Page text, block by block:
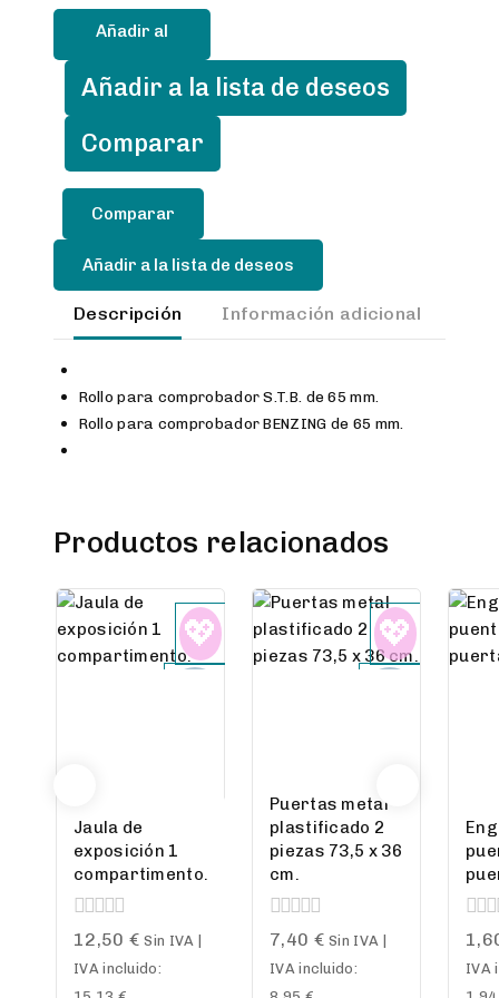
papel
BENZING
cantidad
Añadir al
carrito
Añadir a la lista de deseos
Comparar
Añadir a la lista de deseos
Descripción Información adicional
Rollo para comprobador S.T.B. de 65 mm.
Rollo para comprobador BENZING de 65 mm.
Productos relacionados
Jaula de
exposición 1
compartimento.
0
of
12,50 € Sin IVA |
IVA incluido:
Puertas metal
plastificado 2
piezas 73,5 x 36
cm.
0
of
7,40 € Sin IVA |
IVA incluido:
0
of
IVA